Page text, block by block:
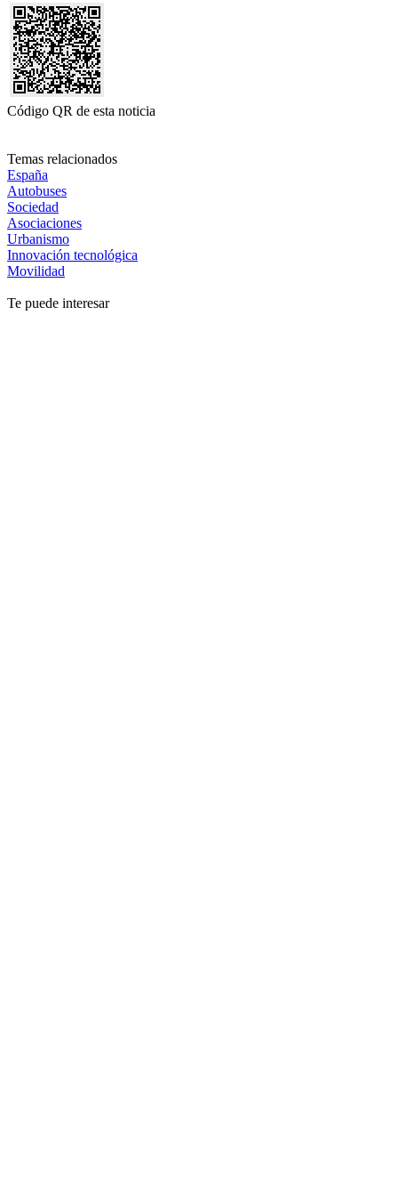
Código QR de esta noticia
Temas relacionados
España
Autobuses
Sociedad
Asociaciones
Urbanismo
Innovación tecnológica
Movilidad
Te puede interesar